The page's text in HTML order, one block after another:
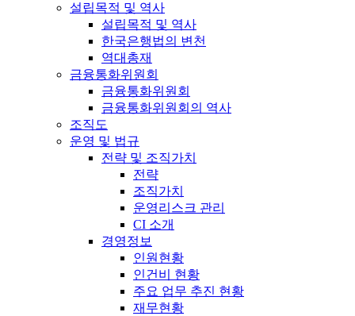
설립목적 및 역사
설립목적 및 역사
한국은행법의 변천
역대총재
금융통화위원회
금융통화위원회
금융통화위원회의 역사
조직도
운영 및 법규
전략 및 조직가치
전략
조직가치
운영리스크 관리
CI 소개
경영정보
인원현황
인건비 현황
주요 업무 추진 현황
재무현황